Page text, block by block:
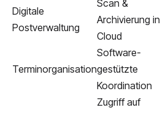
Digitale
Postverwaltung
Scan &
Archivierung in
Cloud
Terminorganisation
Software-
gestützte
Koordination
Zugriff auf